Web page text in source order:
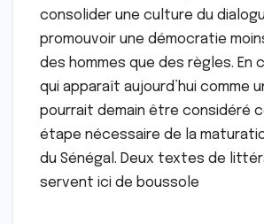
consolider une culture du
promouvoir une démocratie
des hommes que des règles. En
qui apparaît aujourd’hui comme
pourrait demain être considéré
étape nécessaire de la
du Sénégal. Deux textes de
servent ici de boussole